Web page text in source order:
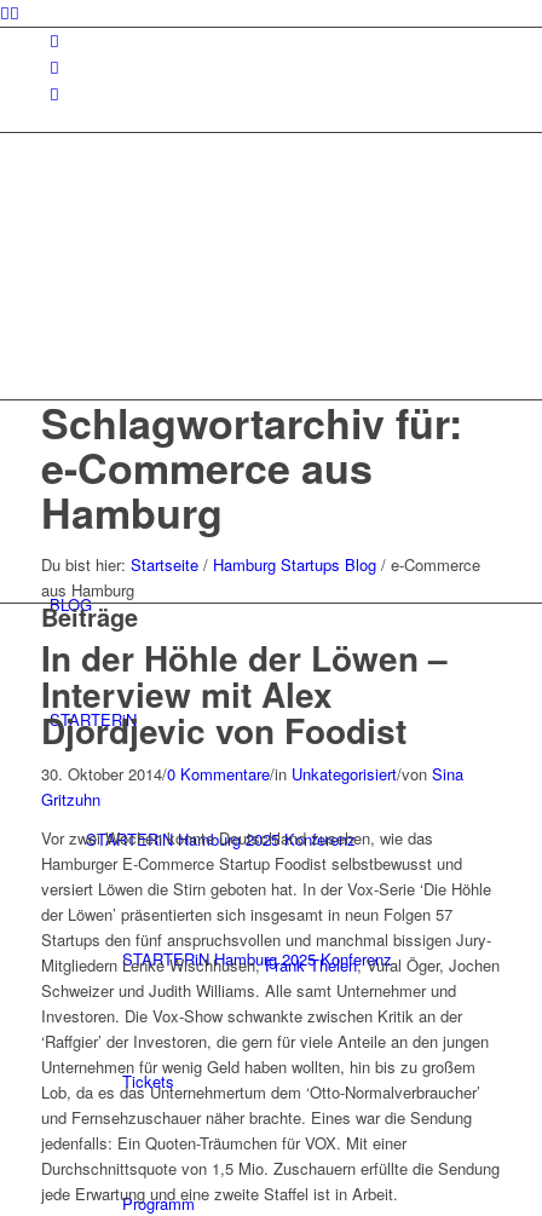
BLOG
STARTERiN
STARTERiN Hamburg 2025 Konferenz
STARTERiN Hamburg 2025 Konferenz
Tickets
Programm
Schlagwortarchiv für:
e-Commerce aus
Hamburg
Du bist hier: Startseite / Hamburg Startups Blog / e-Commerce
aus Hamburg
Beiträge
In der Höhle der Löwen –
Interview mit Alex
Djordjevic von Foodist
30. Oktober 2014/0 Kommentare/in Unkategorisiert/von Sina
Gritzuhn
Vor zwei Wochen konnte Deutschland zusehen, wie das
Hamburger E-Commerce Startup Foodist selbstbewusst und
versiert Löwen die Stirn geboten hat. In der Vox-Serie ‘Die Höhle
der Löwen’ präsentierten sich insgesamt in neun Folgen 57
Startups den fünf anspruchsvollen und manchmal bissigen Jury-
Mitgliedern Lenke Wischhusen,Frank Thelen, Vural Öger, Jochen
Schweizer und Judith Williams. Alle samt Unternehmer und
Investoren. Die Vox-Show schwankte zwischen Kritik an der
‘Raffgier’ der Investoren, die gern für viele Anteile an den jungen
Unternehmen für wenig Geld haben wollten, hin bis zu großem
Lob, da es das Unternehmertum dem ‘Otto-Normalverbraucher’
und Fernsehzuschauer näher brachte. Eines war die Sendung
jedenfalls: Ein Quoten-Träumchen für VOX. Mit einer
Durchschnittsquote von 1,5 Mio. Zuschauern erfüllte die Sendung
jede Erwartung und eine zweite Staffel ist in Arbeit.